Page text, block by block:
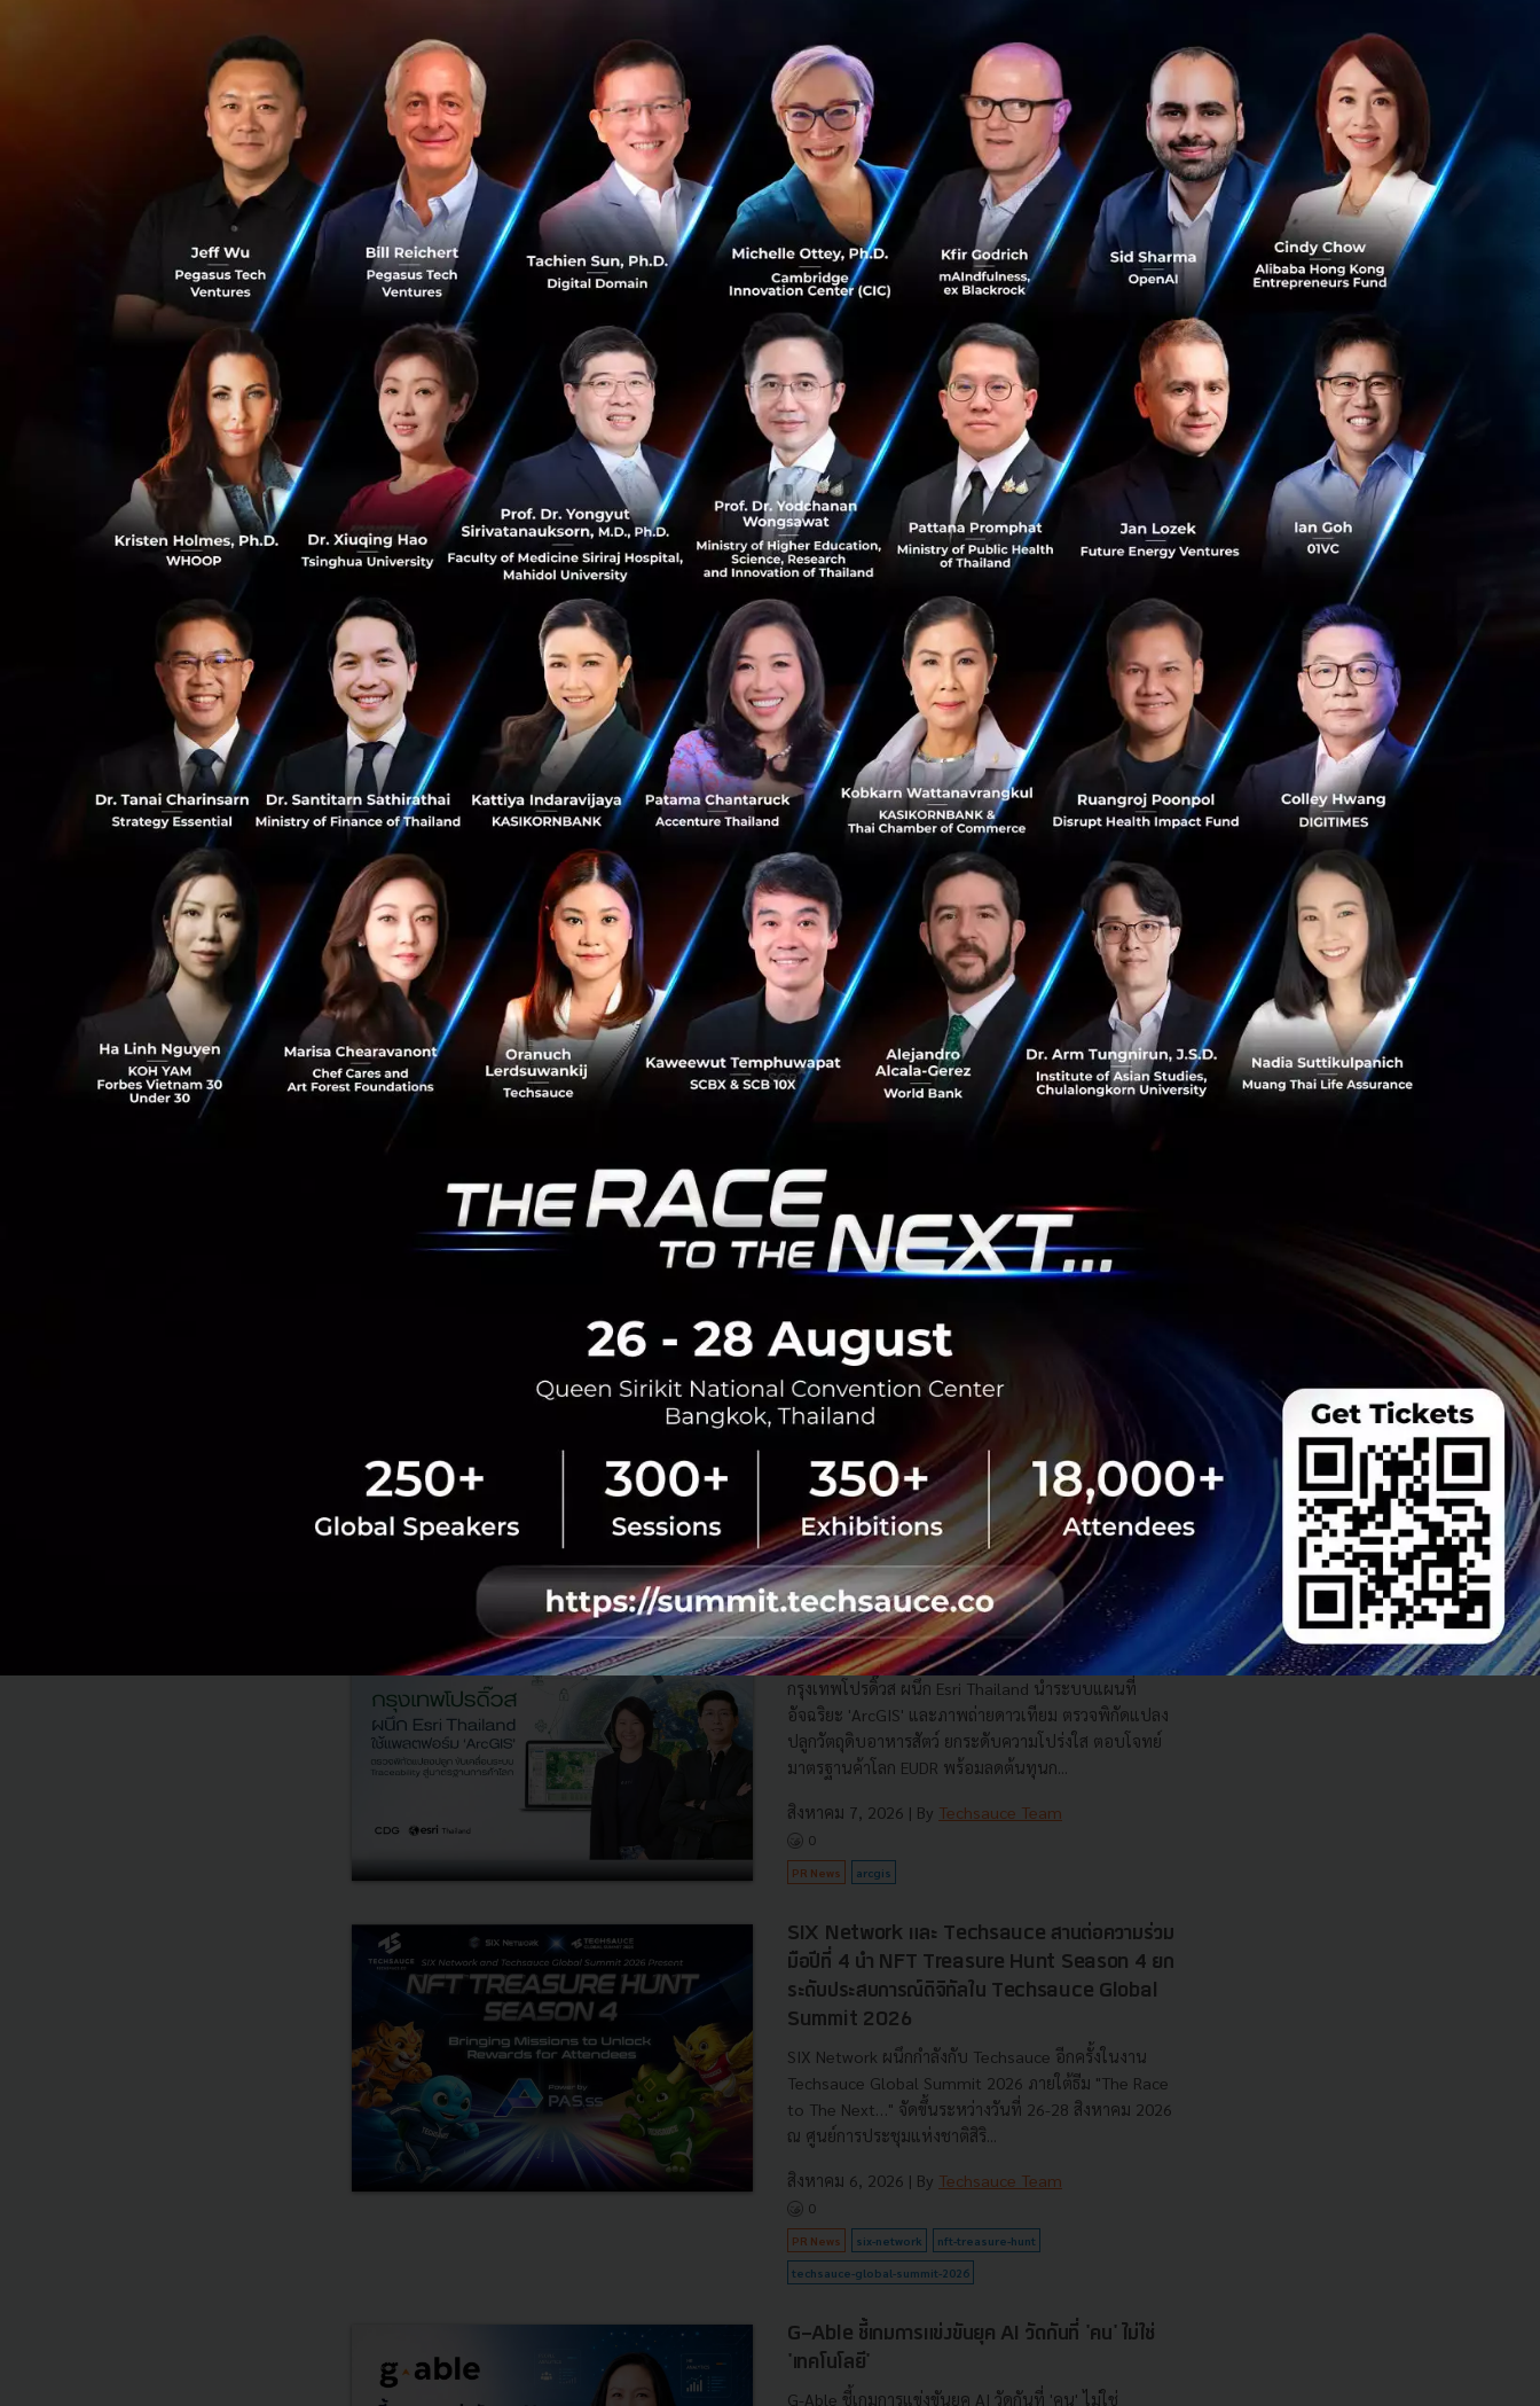
0
0
โดยระบบนี้จะทำงานร่วมกับตัวแทนอัจฉริยะ (multi-agent) เพื่อวิเคราะห์อาการสุกรจากผู้ใช้งาน
พร้อมค้นหาข้อมูลที่ เกี่ยวข้องแบบเรียลไทม์ โดยใช้เทคนิค Retrieval-Augmented Generation (RAG)
ซึ่งช่วยให้การตรวจโรคเป็นไปอย่าง รวดเร็ว แม่นยำ และเชื่อถือได้
AXONS คาดหวังว่า นี่จะเป็นก้าวสำคัญในการนำเกษตรเทคโนโลยี (AgriTech) มายกระดับฟาร์ม
ปศุสัตว์สมัยใหม่ โดยใช้ AI เป็นผู้ช่วยคนสำคัญของทั้งสัตวแพทย์และเกษตรกร ช่วยให้ฟาร์มปศุสัตว์
สามารถลดความเสี่ยงจากการแพร่ระบาดของ โรค และพร้อมก้าวสู่การทำปศุสัตว์ยุคใหม่ที่ฉลาด
ปลอดภัย และยั่งยืนมากยิ่งขึ้น
สำหรับ“ระบบวินิจฉัยโรคสุกรอัจฉริยะ”นี้ เป็นการต่อยอดมาจากโปรเจกต์ “PIG HEALTH
CHATBOT: แชทบอทด้าน สุขภาพสำหรับฟาร์มสุกร” ซึ่ง AXONS พัฒนาร่วมกับ Swine Veterinary
Service (SVS) และได้รับรางวัล PLATINUM AWARD จากโครงการ “CPF Hack the Future” เวทีสำคัญ
ที่เปิดโอกาสให้พนักงานจากทุกกลุ่มธุรกิจทั่วประเทศ ร่วมปล่อยพลังความคิด ระดมไอเดียสร้างสรรค์
และพัฒนาโครงการที่จะช่วยสร้างผลลัพธ์ทางธุรกิจด้วยดิจิทัลเทคโนโลยี
สำหรับนักพัฒนาหรือผู้สนใจ AXONS ได้เผยแพร่งานวิจัยเกี่ยวกับโมเดล AI นี้ เพื่อเป็นประโยชน์ใน
การพัฒนาเทคโนโลยี สำหรับอุตสาหกรรมปศุสัตว์ของประเทศต่อไป อ่านรายงานฉบับเต็มได้ที่
https://arxiv.org/abs/2503.15204
AgriTech
No comment
RELATED ARTICLE
กรุงเทพโปรดิ๊วส x Esri ใช้ดาวเทียม ArcGIS ส่อง
พิกัดแปลงปลูก ดันเกษตรโปร่งใส
กรุงเทพโปรดิ๊วส ผนึก Esri Thailand นำระบบแผนที่
อัจฉริยะ 'ArcGIS' และภาพถ่ายดาวเทียม ตรวจพิกัดแปลง
ปลูกวัตถุดิบอาหารสัตว์ ยกระดับความโปร่งใส ตอบโจทย์
มาตรฐานค้าโลก EUDR พร้อมลดต้นทุนก...
สิงหาคม 7, 2026 | By Techsauce Team
0
PR News arcgis
SIX Network และ Techsauce สานต่อความร่วม
มือปีที่ 4 นำ NFT Treasure Hunt Season 4 ยก
ระดับประสบการณ์ดิจิทัลใน Techsauce Global
Summit 2026
SIX Network ผนึกกำลังกับ Techsauce อีกครั้งในงาน
Techsauce Global Summit 2026 ภายใต้ธีม "The Race
to The Next…" จัดขึ้นระหว่างวันที่ 26-28 สิงหาคม 2026
ณ ศูนย์การประชุมแห่งชาติสิริ...
สิงหาคม 6, 2026 | By Techsauce Team
0
PR News six-network nft-treasure-hunt
techsauce-global-summit-2026
G-Able ชี้เกมการแข่งขันยุค AI วัดกันที่ 'คน' ไม่ใช่
'เทคโนโลยี'
G-Able ชี้เกมการแข่งขันยุค AI วัดกันที่ 'คน' ไม่ใช่